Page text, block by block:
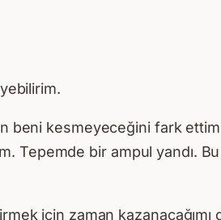
kesmeyeceğini fark
Tepemde bir ampul yandı.
için zaman kazanacağımı